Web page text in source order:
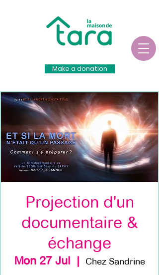
Make a donation
Projection d'un
documentaire &
échange
Mon 27 Jul
  |
Chez Sandrine